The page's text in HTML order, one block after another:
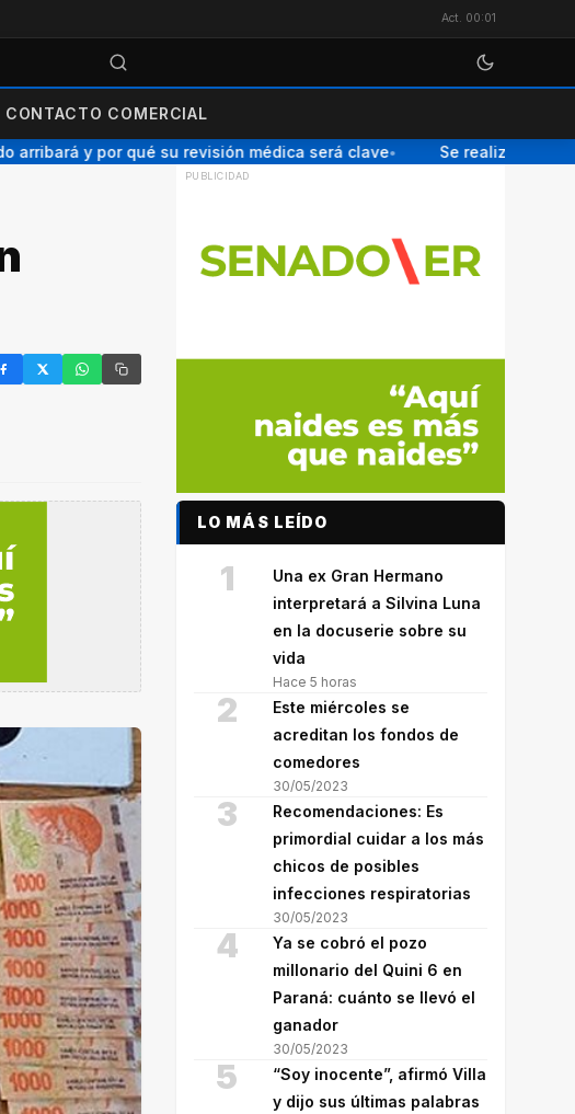
Act. 00:01
CONTACTO COMERCIAL
y por qué su revisión médica será clave● Se realizará una
FacebookX / TwitterWhatsAppCopiar enlace
LO MÁS LEÍDO
1
Una ex Gran Hermano
interpretará a Silvina Luna
en la docuserie sobre su
vida
Hace 5 horas
2
Este miércoles se
acreditan los fondos de
comedores
30/05/2023
3
Recomendaciones: Es
primordial cuidar a los más
chicos de posibles
infecciones respiratorias
30/05/2023
4
Ya se cobró el pozo
millonario del Quini 6 en
Paraná: cuánto se llevó el
ganador
30/05/2023
5
“Soy inocente”, afirmó Villa
y dijo sus últimas palabras